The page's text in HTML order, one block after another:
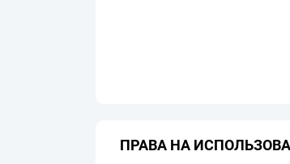
ПРАВА НА